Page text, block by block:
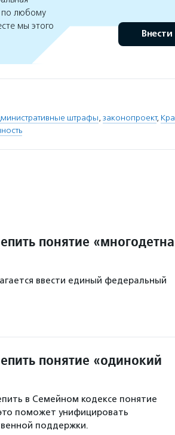
любому
мы этого
Внести
штрафы, законопроект,
понятие
ввести единый федеральный
понятие «одинокий
в Семейном кодексе понятие
поможет унифицировать
поддержки.